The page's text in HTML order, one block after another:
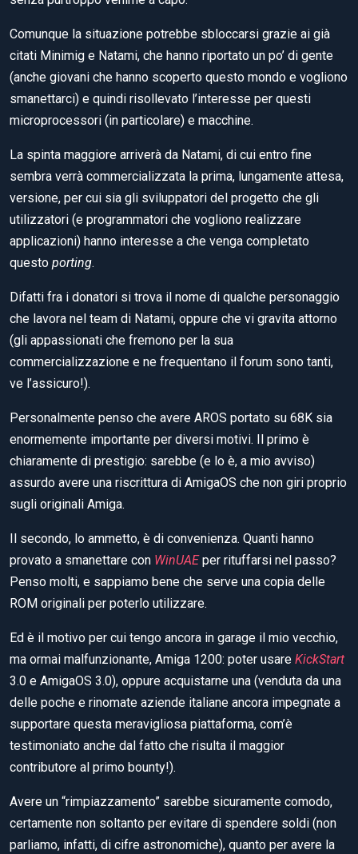
Comunque la situazione potrebbe sbloccarsi grazie ai già
citati Minimig e Natami, che hanno riportato un po’ di gente
(anche giovani che hanno scoperto questo mondo e vogliono
smanettarci) e quindi risollevato l’interesse per questi
microprocessori (in particolare) e macchine.
La spinta maggiore arriverà da Natami, di cui entro fine
sembra verrà commercializzata la prima, lungamente attesa,
versione, per cui sia gli sviluppatori del progetto che gli
utilizzatori (e programmatori che vogliono realizzare
applicazioni) hanno interesse a che venga completato
questo porting.
Difatti fra i donatori si trova il nome di qualche personaggio
che lavora nel team di Natami, oppure che vi gravita attorno
(gli appassionati che fremono per la sua
commercializzazione e ne frequentano il forum sono tanti,
ve l’assicuro!).
Personalmente penso che avere AROS portato su 68K sia
enormemente importante per diversi motivi. Il primo è
chiaramente di prestigio: sarebbe (e lo è, a mio avviso)
assurdo avere una riscrittura di AmigaOS che non giri proprio
sugli originali Amiga.
Il secondo, lo ammetto, è di convenienza. Quanti hanno
provato a smanettare con WinUAEper rituffarsi nel passo?
Penso molti, e sappiamo bene che serve una copia delle
ROM originali per poterlo utilizzare.
Ed è il motivo per cui tengo ancora in garage il mio vecchio,
ma ormai malfunzionante, Amiga 1200: poter usare KickStart
3.0 e AmigaOS 3.0), oppure acquistarne una (venduta da una
delle poche e rinomate aziende italiane ancora impegnate a
supportare questa meravigliosa piattaforma, com’è
testimoniato anche dal fatto che risulta il maggior
contributore al primo bounty!).
Avere un “rimpiazzamento” sarebbe sicuramente comodo,
certamente non soltanto per evitare di spendere soldi (non
parliamo, infatti, di cifre astronomiche), quanto per avere la